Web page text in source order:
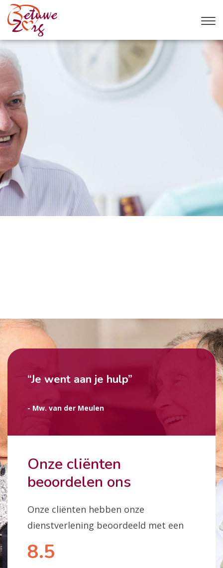
Onze cliënten
beoordelen ons
Onze cliënten hebben onze
dienstverlening beoordeeld met een
8.5
“Je went aan je hulp”
- Mw. van der Meulen